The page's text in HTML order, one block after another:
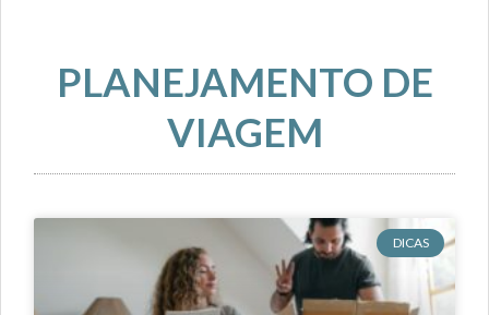
PLANEJAMENTO DE
VIAGEM
DICAS